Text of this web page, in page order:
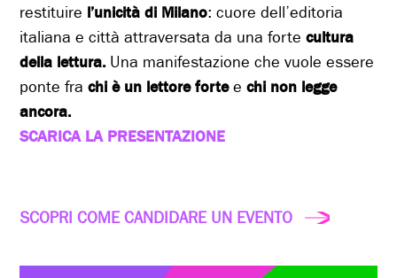
restituire l’unicità di Milano: cuore dell’editoria
italiana e città attraversata da una forte cultura
della lettura. Una manifestazione che vuole essere
ponte fra chi è un lettore fortee chi non legge
ancora.
SCARICA LA PRESENTAZIONE
SCOPRI COME CANDIDARE UN EVENTO